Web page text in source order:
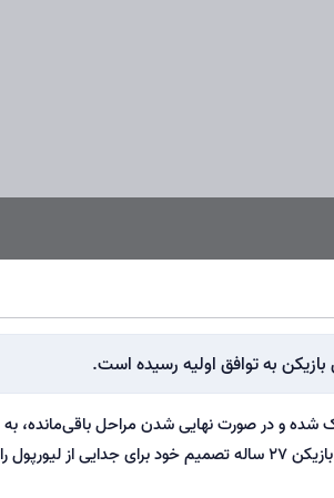
به توافق اولیه رسیده است.
شده و در صورت نهایی شدن مراحل باقی‌مانده، به
عنوان بازیکن آزاد راهی سانتیاگو برنابئو خواهد شد. گزارش‌ها حاکی از آن است که این بازیکن ۲۷ ساله تصمیم خود برای جدایی از لیورپول را